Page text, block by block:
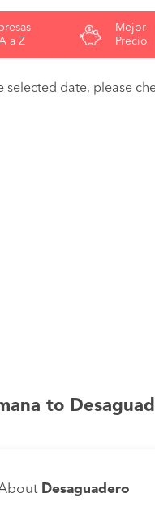
a Z
Mejor
Precio
selected date, please
to
Desaguadero